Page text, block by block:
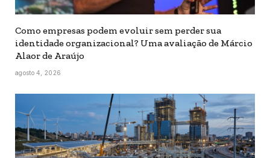
Como empresas podem evoluir sem perder sua
identidade organizacional? Uma avaliação de Márcio
Alaor de Araújo
agosto 4, 2026